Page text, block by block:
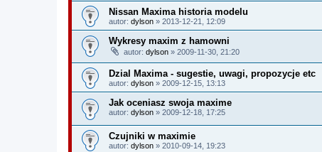
Nissan Maxima historia modelu
autor: dylson » 2013-12-21, 12:09
Wykresy maxim z hamowni
autor: dylson » 2009-11-30, 21:20
Dzial Maxima - sugestie, uwagi, propozycje etc
autor: dylson » 2009-12-15, 13:13
Jak oceniasz swoja maxime
autor: dylson » 2009-12-18, 17:25
Czujniki w maximie
autor: dylson » 2010-09-14, 19:23